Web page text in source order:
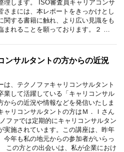
理します。 ISO審査員キャリアコンサ
さまには、本レポートをきっかけとし
関する書籍に触れ、より広い見識をも
まれることを願っております。２ …
ンサルタントの方からの近況
は、テクノファキャリコンサルタント
業して活躍している「キャリコンサル
からの近況や情報などを発信いたしま
ャリコンサルタントの方はＭ．Ｉさん
ファでは定期的にキャリコンサルタン
実施されています。この講座は、昨年
今年も私の地元からの参加者がいらっ
この方との出会いは、私が企業におけ